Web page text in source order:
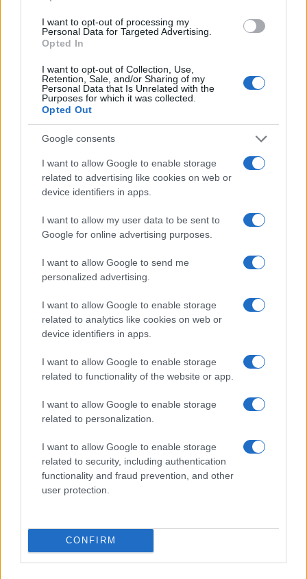
I want to opt-out of processing my
Personal Data for Targeted Advertising.
Opted In
I want to opt-out of Collection, Use,
Retention, Sale, and/or Sharing of my
Personal Data that Is Unrelated with the
Purposes for which it was collected.
Opted Out
Google consents
I want to allow Google to enable storage
related to advertising like cookies on web or
device identifiers in apps.
I want to allow my user data to be sent to
Google for online advertising purposes.
I want to allow Google to send me
personalized advertising.
I want to allow Google to enable storage
related to analytics like cookies on web or
device identifiers in apps.
I want to allow Google to enable storage
related to functionality of the website or app.
I want to allow Google to enable storage
related to personalization.
I want to allow Google to enable storage
related to security, including authentication
functionality and fraud prevention, and other
user protection.
CONFIRM
calore, quale materiale racconta meglio il luogo.
Tra performance e delicatezza dell’ambiente,
l’architettura alpina degli impianti sportivi dimostra
funzionemateria epaesaggio
convergere. Per chi progetta e per chi visita, il vero
risultato è una infrastruttura capace di servire
l’evento, vivere nel quotidiano e restituire alla
montagna rispetto e bellezza.
AUTORE
Beatrice Beretta, basata a Bologna, annotò
per la prima volta itinerari durante una notte al
portico di San Luca: da allora coordina
rubriche sui viaggi urbani. In redazione
promuove reportage su mobilità sostenibile e
porta con sé una mappa tascabile dei vicoli
bolognesi come talismano professionale.